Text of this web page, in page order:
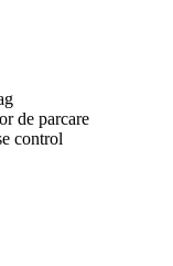
de parcare
control